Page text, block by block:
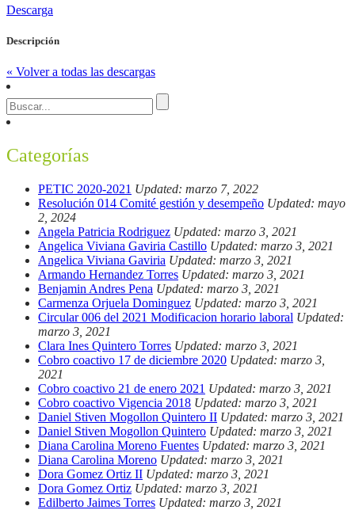
Descarga
Descripción
« Volver a todas las descargas
Categorías
PETIC 2020-2021 Updated: marzo 7, 2022
Resolución 014 Comité gestión y desempeño Updated: mayo
2, 2024
Angela Patricia Rodriguez Updated: marzo 3, 2021
Angelica Viviana Gaviria Castillo Updated: marzo 3, 2021
Angelica Viviana Gaviria Updated: marzo 3, 2021
Armando Hernandez Torres Updated: marzo 3, 2021
Benjamin Andres Pena Updated: marzo 3, 2021
Carmenza Orjuela Dominguez Updated: marzo 3, 2021
Circular 006 del 2021 Modificacion horario laboral Updated:
marzo 3, 2021
Clara Ines Quintero Torres Updated: marzo 3, 2021
Cobro coactivo 17 de diciembre 2020 Updated: marzo 3,
2021
Cobro coactivo 21 de enero 2021 Updated: marzo 3, 2021
Cobro coactivo Vigencia 2018 Updated: marzo 3, 2021
Daniel Stiven Mogollon Quintero II Updated: marzo 3, 2021
Daniel Stiven Mogollon Quintero Updated: marzo 3, 2021
Diana Carolina Moreno Fuentes Updated: marzo 3, 2021
Diana Carolina Moreno Updated: marzo 3, 2021
Dora Gomez Ortiz II Updated: marzo 3, 2021
Dora Gomez Ortiz Updated: marzo 3, 2021
Edilberto Jaimes Torres Updated: marzo 3, 2021